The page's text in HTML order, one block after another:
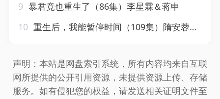
9 暴君竟也重生了（86集）李星霖＆蒋申
10 重生后，我能暂停时间（109集）隋安蓉&瓜瓜
声明：本站是网盘索引系统，所有内容均来自互联
网所提供的公开引用资源，未提供资源上传、存储
服务。如有侵犯您的权益，请发送相关证明文件至